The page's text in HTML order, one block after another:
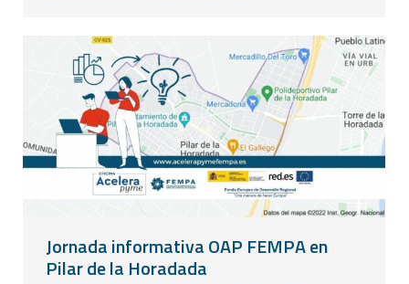
Jornada informativa OAP FEMPA en
Pilar de la Horadada